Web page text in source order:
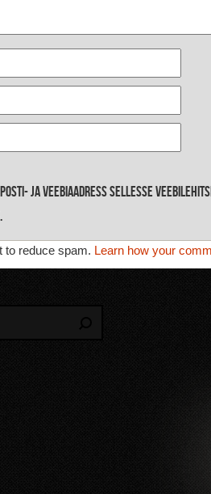
posti- ja veebiaadress sellesse
to reduce spam. Learn how your